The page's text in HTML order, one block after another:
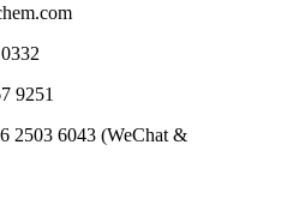
9251
2503 6043 (WeChat &